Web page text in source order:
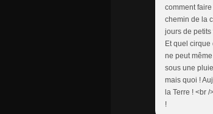
comment
chemin de la
jours de petits
Et quel cirque
ne peut
sous une
mais quoi !
la Terre ! <br
!